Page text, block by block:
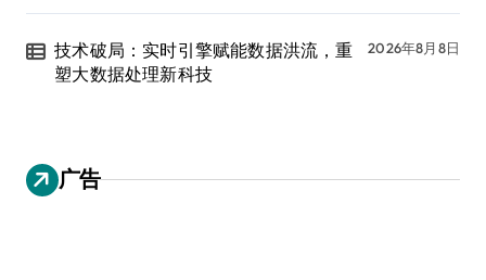
技术破局：实时引擎赋能数据洪流，重
塑大数据处理新科技
2026年8月8日
广告